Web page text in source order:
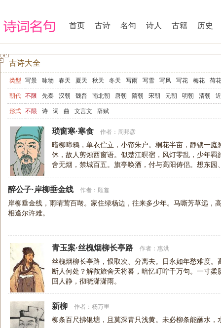
首页 古诗 名句 诗人 古籍 历史
古诗大全
类型 写景 咏物 春天 夏天 秋天 冬天 写雨 写雪 写风 写花 梅花 荷花
写山 写水 长江 黄河 儿童 写鸟 写马 田园 边塞 地名 抒情 爱国
爱情 励志 哲理 闺怨 悼亡
节日 春节 元宵节 寒食节
宋词精选 小学古诗 初中古诗 高中古诗 古文观止 辞赋精选 小学文
高中文言文 古诗十九首 唐诗三百首 古诗三百首 宋词三百首
朝代 不限 先秦 汉朝 魏晋 南北朝 唐朝 隋朝 宋朝 元朝 明朝 清朝
形式 不限 诗 词 曲 文言文 辞赋
琐窗寒·寒食 作者： 周邦彦
暗柳啼鸦，单衣伫立，小帘朱户。桐花半亩，静锁一庭
休，故人剪烛西窗语。似楚江暝宿，风灯零乱，少年羁
舍无烟，禁城百五。旗亭唤酒，付与高阳俦侣。想东园
醉公子·岸柳垂金线 作者： 顾敻
岸柳垂金线，雨晴莺百啭。家住绿杨边，往来多少年。马嘶芳草远，
相逢尔许难。
青玉案·丝槐烟柳长亭路 作者： 惠洪
丝槐烟柳长亭路，恨取次、分离去。日永如年愁难度。
断人何处？解鞍旅舍天将暮，暗忆叮咛千万句。一寸柔
回人静，彻晓潇潇雨。
新柳 作者： 杨万里
柳条百尺拂银塘，且莫深青只浅黄。未必柳条能蘸水，